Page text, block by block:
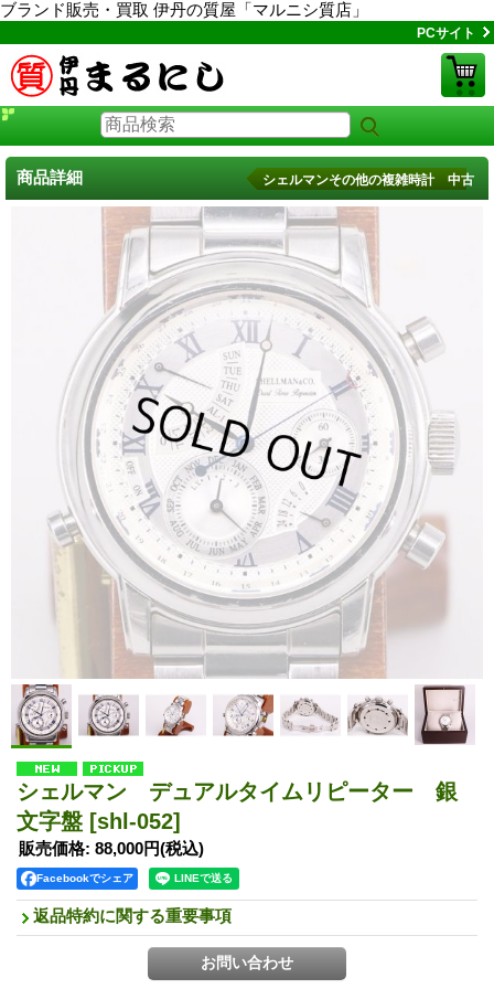
ブランド販売・買取 伊丹の質屋「マルニシ質店」
PCサイト
商品詳細 シェルマンその他の複雑時計 中古
シェルマン デュアルタイムリピーター 銀
文字盤 [shl-052]
販売価格: 88,000円(税込)
Facebookでシェア
返品特約に関する重要事項